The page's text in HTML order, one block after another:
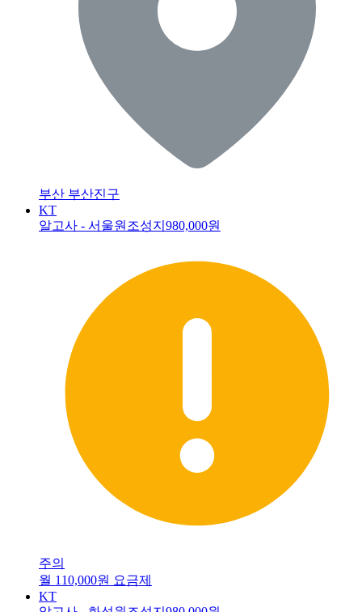
부산 부산진구
KT
알고사 - 서울원조성지 980,000원
주의
월 110,000원 요금제
KT